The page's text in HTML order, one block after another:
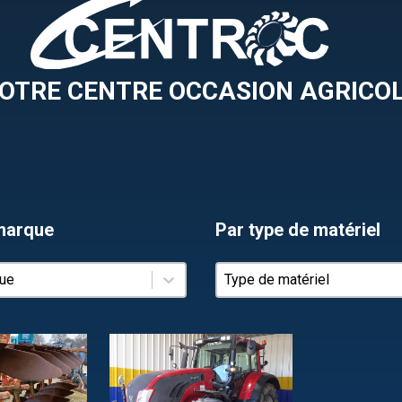
CENTRE OCCASION
Par type de matériel
Par type de matériel
Par type de matériel